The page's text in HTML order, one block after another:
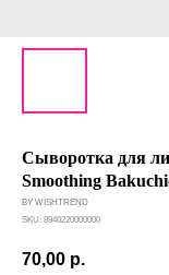
Сыворотка для
Smoothing
BY WISHTREND
SKU: 8940220000000
70,00 р.